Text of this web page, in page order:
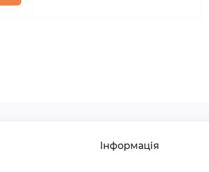
Інформація